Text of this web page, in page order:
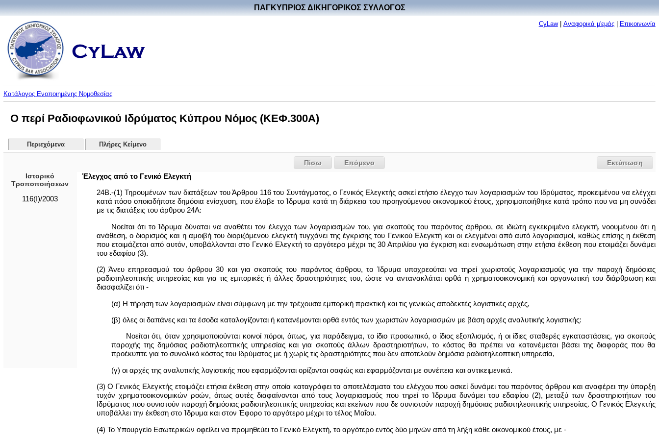
ΠΑΓΚΥΠΡΙΟΣ ΔΙΚΗΓΟΡΙΚΟΣ ΣΥΛΛΟΓΟΣ
CyLaw| Αναφορικά μ'εμάς| Επικοινωνία
Κατάλογος Ενοποιημένης Νομοθεσίας
Ο περί Ραδιοφωνικού Ιδρύματος Κύπρου Νόμος (ΚΕΦ.300Α)
Περιεχόμενα Πλήρες Κείμενο
Εκτύπωση
Πίσω
Επόμενο
Ιστορικό
Τροποποιήσεων
116(I)/2003
Έλεγχος από το Γενικό Ελεγκτή
24Β.-(1) Τηρουμένων των διατάξεων του Άρθρου 116 του Συντάγματος, ο Γενικός Ελεγκτής ασκεί ετήσιο έλεγχο των λογαριασμών του Ιδρύματος, προκειμένου να ελέγχει
κατά πόσο οποιαδήποτε δημόσια ενίσχυση, που έλαβε το Ίδρυμα κατά τη διάρκεια του προηγούμενου οικονομικού έτους, χρησιμοποιήθηκε κατά τρόπο που να μη συνάδει
με τις διατάξεις του άρθρου 24Α:
Νοείται ότι το Ίδρυμα δύναται να αναθέτει τον έλεγχο των λογαριασμών του, για σκοπούς του παρόντος άρθρου, σε ιδιώτη εγκεκριμένο ελεγκτή, νοουμένου ότι η
ανάθεση, ο διορισμός και η αμοιβή του διοριζόμενου ελεγκτή τυγχάνει της έγκρισης του Γενικού Ελεγκτή και οι ελεγμένοι από αυτό λογαριασμοί, καθώς επίσης η έκθεση
που ετοιμάζεται από αυτόν, υποβάλλονται στο Γενικό Ελεγκτή το αργότερο μέχρι τις 30 Απριλίου για έγκριση και ενσωμάτωση στην ετήσια έκθεση που ετοιμάζει δυνάμει
του εδαφίου (3).
(2) Άνευ επηρεασμού του άρθρου 30 και για σκοπούς του παρόντος άρθρου, το Ίδρυμα υποχρεούται να τηρεί χωριστούς λογαριασμούς για την παροχή δημόσιας
ραδιοτηλεοπτικής υπηρεσίας και για τις εμπορικές ή άλλες δραστηριότητες του, ώστε να αντανακλάται ορθά η χρηματοοικονομική και οργανωτική του διάρθρωση και
διασφαλίζει ότι -
(α) Η τήρηση των λογαριασμών είναι σύμφωνη με την τρέχουσα εμπορική πρακτική και τις γενικώς αποδεκτές λογιστικές αρχές,
(β) όλες οι δαπάνες και τα έσοδα καταλογίζονται ή κατανέμονται ορθά εντός των χωριστών λογαριασμών με βάση αρχές αναλυτικής λογιστικής:
Νοείται ότι, όταν χρησιμοποιούνται κοινοί πόροι, όπως, για παράδειγμα, το ίδιο προσωπικό, ο ίδιος εξοπλισμός, ή οι ίδιες σταθερές εγκαταστάσεις, για σκοπούς
παροχής της δημόσιας ραδιοτηλεοπτικής υπηρεσίας και για σκοπούς άλλων δραστηριοτήτων, το κόστος θα πρέπει να κατανέμεται βάσει της διαφοράς που θα
προέκυπτε για το συνολικό κόστος του Ιδρύματος με ή χωρίς τις δραστηριότητες που δεν αποτελούν δημόσια ραδιοτηλεοπτική υπηρεσία,
(γ) οι αρχές της αναλυτικής λογιστικής που εφαρμόζονται ορίζονται σαφώς και εφαρμόζονται με συνέπεια και αντικειμενικά.
(3) Ο Γενικός Ελεγκτής ετοιμάζει ετήσια έκθεση στην οποία καταγράφει τα αποτελέσματα του ελέγχου που ασκεί δυνάμει του παρόντος άρθρου και αναφέρει την ύπαρξη
τυχόν χρηματοοικονομικών ροών, όπως αυτές διαφαίνονται από τους λογαριασμούς που τηρεί το Ίδρυμα δυνάμει του εδαφίου (2), μεταξύ των δραστηριοτήτων του
Ιδρύματος που συνιστούν παροχή δημόσιας ραδιοτηλεοπτικής υπηρεσίας και εκείνων που δε συνιστούν παροχή δημόσιας ραδιοτηλεοπτικής υπηρεσίας. Ο Γενικός Ελεγκτής
υποβάλλει την έκθεση στο Ίδρυμα και στον Έφορο το αργότερο μέχρι το τέλος Μαΐου.
(4) Το Υπουργείο Εσωτερικών οφείλει να προμηθεύει το Γενικό Ελεγκτή, το αργότερο εντός δύο μηνών από τη λήξη κάθε οικονομικού έτους, με -